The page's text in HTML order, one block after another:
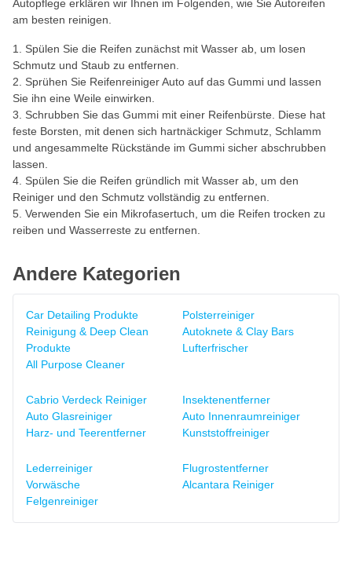
Autopflege erklären wir Ihnen im Folgenden, wie Sie Autoreifen
am besten reinigen.
Spülen Sie die Reifen zunächst mit Wasser ab, um losen
Schmutz und Staub zu entfernen.
Sprühen Sie Reifenreiniger Auto auf das Gummi und lassen
Sie ihn eine Weile einwirken.
Schrubben Sie das Gummi mit einer Reifenbürste. Diese hat
feste Borsten, mit denen sich hartnäckiger Schmutz, Schlamm
und angesammelte Rückstände im Gummi sicher abschrubben
lassen.
Spülen Sie die Reifen gründlich mit Wasser ab, um den
Reiniger und den Schmutz vollständig zu entfernen.
Verwenden Sie ein Mikrofasertuch, um die Reifen trocken zu
reiben und Wasserreste zu entfernen.
Andere Kategorien
Car Detailing Produkte
Reinigung & Deep Clean
Produkte
All Purpose Cleaner
Polsterreiniger
Autoknete & Clay Bars
Lufterfrischer
Cabrio Verdeck Reiniger
Auto Glasreiniger
Harz- und Teerentferner
Insektenentferner
Auto Innenraumreiniger
Kunststoffreiniger
Lederreiniger
Vorwäsche
Felgenreiniger
Flugrostentferner
Alcantara Reiniger